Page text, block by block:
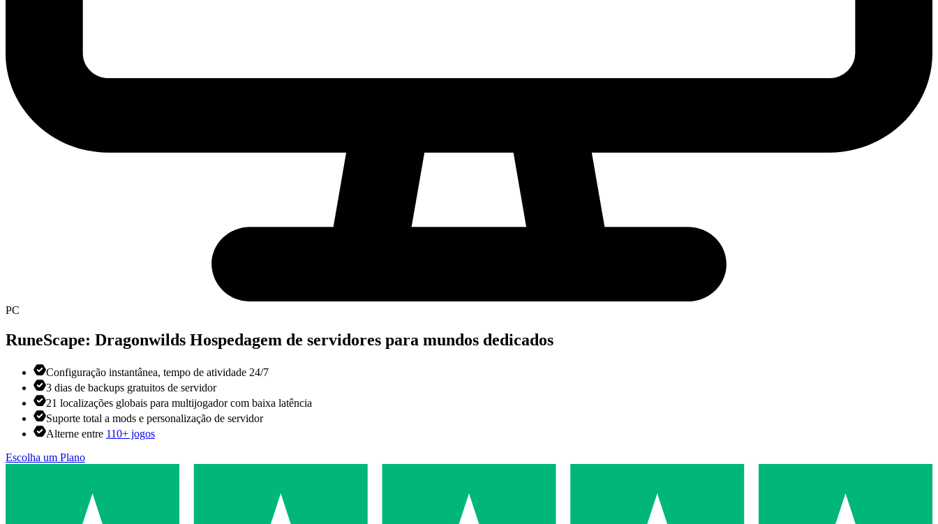
PC
RuneScape: Dragonwilds Hospedagem de servidores para mundos dedicados
Configuração instantânea, tempo de atividade 24/7
3 dias de backups gratuitos de servidor
21 localizações globais para multijogador com baixa latência
Suporte total a mods e personalização de servidor
Alterne entre 110+ jogos
Escolha um Plano